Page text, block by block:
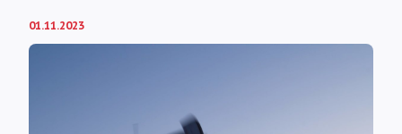
01.11.2023